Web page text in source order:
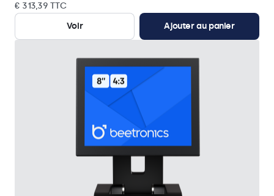
€ 313,39 TTC
Voir
Ajouter au panier